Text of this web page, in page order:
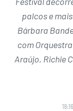
palcos e
Bárbara
com
Araújo, Richie